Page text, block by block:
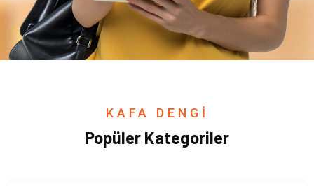
KAFA DENGİ
Popüler Kategoriler